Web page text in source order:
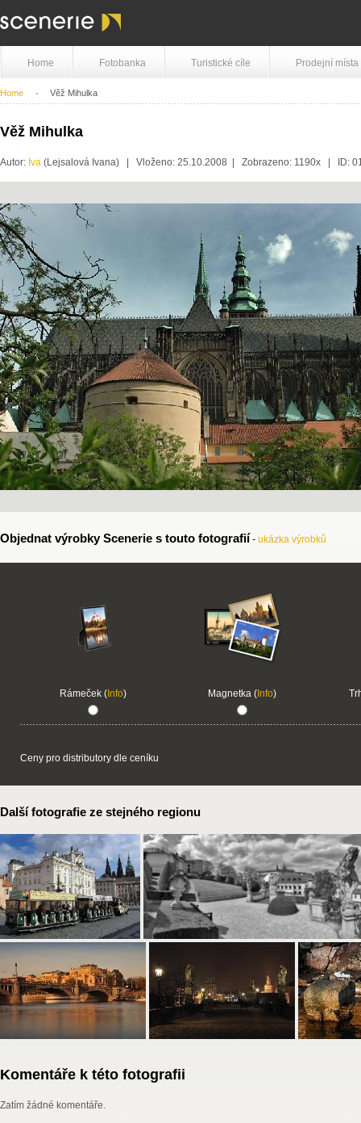
Home Fotobanka Turistické cíle Prodejní místa
Home Věž Mihulka
Věž Mihulka
Autor: Iva (Lejsalová Ivana) | Vloženo: 25.10.2008 | Zobrazeno: 1190x | ID:
Objednat výrobky Scenerie s touto fotografií - ukázka výrobků
Rámeček (Info) Magnetka (Info)
Ceny pro distributory dle ceníku
Další fotografie ze stejného regionu
Komentáře k této fotografii
Zatím žádné komentáře.